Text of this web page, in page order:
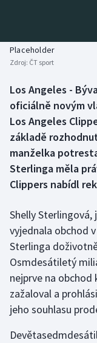
Biatlon
Boby a skeleton
Box
Curling
Dostihy
Florbal
Futsal
Golf
Gymnastika
Házená
Aplikace ČT sport
AZ kvíz
Placeholder
Zdroj: ČT sport
Los Angeles -
oficiálně novým
Los Angeles
základě
manželka
Sterlinga měla
Clippers nabídl
Shelly Sterlingová,
vyjednala obchod
Sterlinga
Osmdesátiletý
nejprve na obchod
zažaloval a
jeho souhlasu